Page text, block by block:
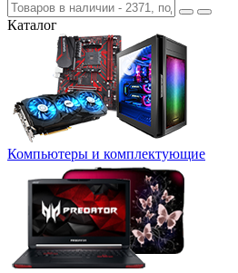
Каталог
Компьютеры и комплектующие